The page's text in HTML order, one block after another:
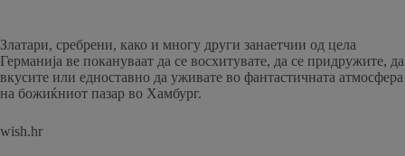
Златари, сребрени, како и многу други занаетчии од цела
Германија ве покануваат да се восхитувате, да се придружите, да
вкусите или едноставно да уживате во фантастичната атмосфера
на божиќниот пазар во Хамбург.
wish.hr